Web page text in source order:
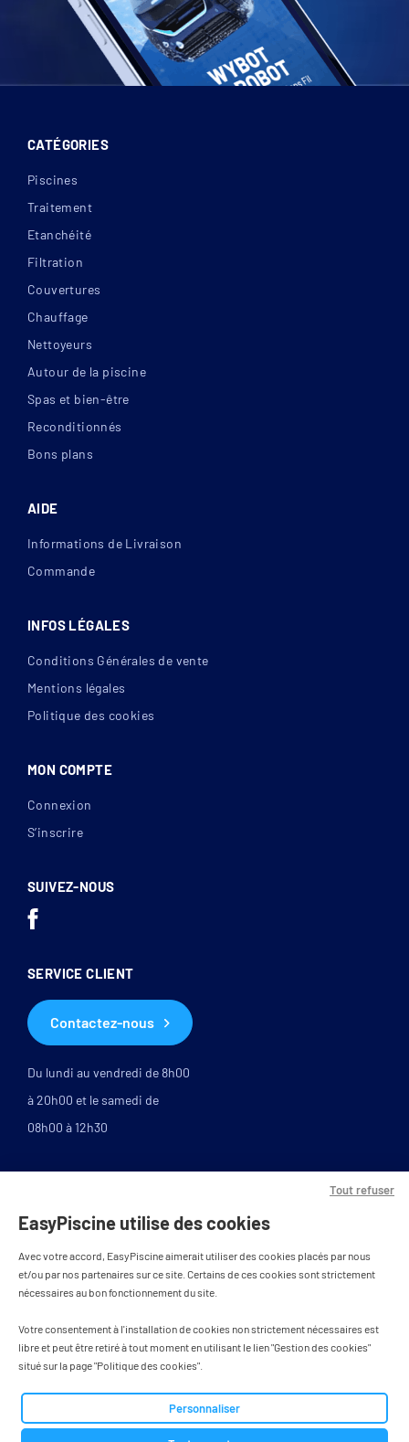
EasyPiscine utilise des cookies
Avec votre accord, EasyPiscine aimerait utiliser des cookies placés par nous
et/ou par nos partenaires sur ce site. Certains de ces cookies sont strictement
nécessaires au bon fonctionnement du site.
Votre consentement à l'installation de cookies non strictement nécessaires est
libre et peut être retiré à tout moment en utilisant le lien "Gestion des cookies"
situé sur la page "Politique des cookies".
Tout refuser
Personnaliser
CATÉGORIES
Piscines
Traitement
Etanchéité
Filtration
Couvertures
Chauffage
Nettoyeurs
Autour de la piscine
Spas et bien-être
Reconditionnés
Bons plans
AIDE
Informations de Livraison
Commande
INFOS LÉGALES
Conditions Générales de vente
Mentions légales
Politique des cookies
MON COMPTE
Connexion
S’inscrire
SUIVEZ-NOUS
SERVICE CLIENT
Contactez-nous
Du lundi au vendredi de 8h00
à 20h00 et le samedi de
08h00 à 12h30
Tous droits réservés - designed by
PAIEMENT SÉCURISÉ